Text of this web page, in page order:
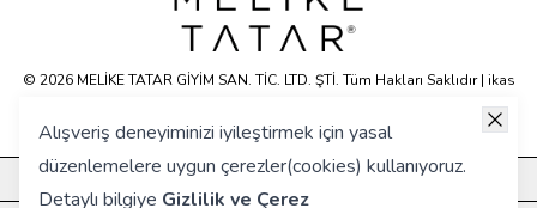
Alışveriş deneyiminizi iyileştirmek için yasal
düzenlemelere uygun çerezler(cookies) kullanıyoruz.
Detaylı bilgiye Gizlilik ve Çerez
KURUMSAL
© 2026 MELİKE TATAR GİYİM SAN. TİC. LTD. ŞTİ. Tüm Hakları Saklıdır | ikas